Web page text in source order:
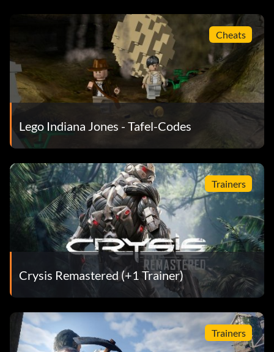
Cheats
Lego Indiana Jones - Tafel-Codes
Trainers
Crysis Remastered (+1 Trainer)
Trainers